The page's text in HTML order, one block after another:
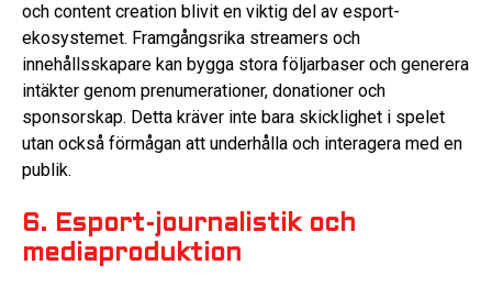
och content creation blivit en viktig del av esport-
ekosystemet. Framgångsrika streamers och
innehållsskapare kan bygga stora följarbaser och generera
intäkter genom prenumerationer, donationer och
sponsorskap. Detta kräver inte bara skicklighet i spelet
utan också förmågan att underhålla och interagera med en
publik.
6. Esport-journalistik och
mediaproduktion